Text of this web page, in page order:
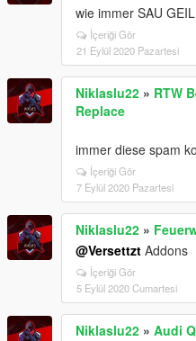
wie immer SAU GEIL
İçeriği Gör
21 Eylül 2020 Pazartesi
Niklaslu22 » RTW
Replace
immer diese spam
İçeriği Gör
7 Eylül 2020 Pazartesi
Niklaslu22 »
@Versettzt Addons
İçeriği Gör
5 Eylül 2020 Cumartesi
Niklaslu22 » Audi